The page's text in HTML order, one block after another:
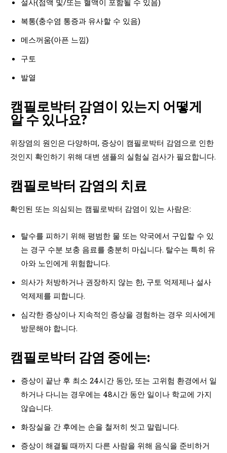
복통(충수염 통증과 유사할 수 있음)
메스꺼움(아픈 느낌)
구토
발열
캠필로박터 감염이 있는지 어떻게
알 수 있나요?
위장염의 원인은 다양하며, 증상이 캠필로박터 감염으로 인한
것인지 확인하기 위해 대변 샘플의 실험실 검사가 필요합니다.
캠필로박터 감염의 치료
확인된 또는 의심되는 캠필로박터 감염이 있는 사람은:
탈수를 피하기 위해 평범한 물 또는 약국에서 구입할 수 있
는 경구 수분 보충 음료를 충분히 마십니다. 탈수는 특히 유
아와 노인에게 위험합니다.
의사가 처방하거나 권장하지 않는 한, 구토 억제제나 설사
억제제를 피합니다.
심각한 증상이나 지속적인 증상을 경험하는 경우 의사에게
방문해야 합니다.
캠필로박터 감염 중에는:
증상이 끝난 후 최소 24시간 동안, 또는 고위험 환경에서 일
하거나 다니는 경우에는 48시간 동안 일이나 학교에 가지
않습니다.
화장실을 간 후에는 손을 철저히 씻고 말립니다.
증상이 해결될 때까지 다른 사람을 위해 음식을 준비하거